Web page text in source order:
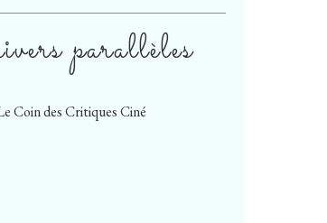
parallèles
Coin des Critiques Ciné